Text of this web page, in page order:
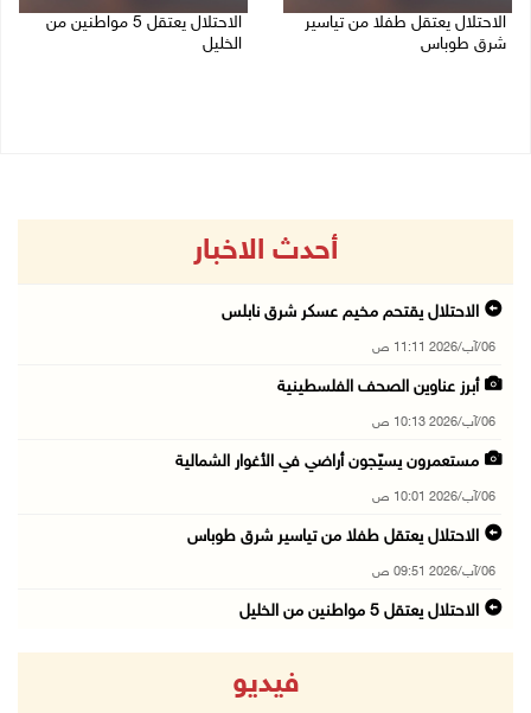
الاحتلال يعتقل طفلا من تياسير
شرق طوباس
الاحتلال يعتقل 5 مواطنين من
الخليل
أحدث الاخبار
الاحتلال يقتحم مخيم عسكر شرق نابلس
06/آب/2026 11:11 ص
أبرز عناوين الصحف الفلسطينية
06/آب/2026 10:13 ص
مستعمرون يسيّجون أراضي في الأغوار الشمالية
06/آب/2026 10:01 ص
الاحتلال يعتقل طفلا من تياسير شرق طوباس
06/آب/2026 09:51 ص
الاحتلال يعتقل 5 مواطنين من الخليل
الذهب عند أعلى مستوى له في 7 أسابيعفيديو